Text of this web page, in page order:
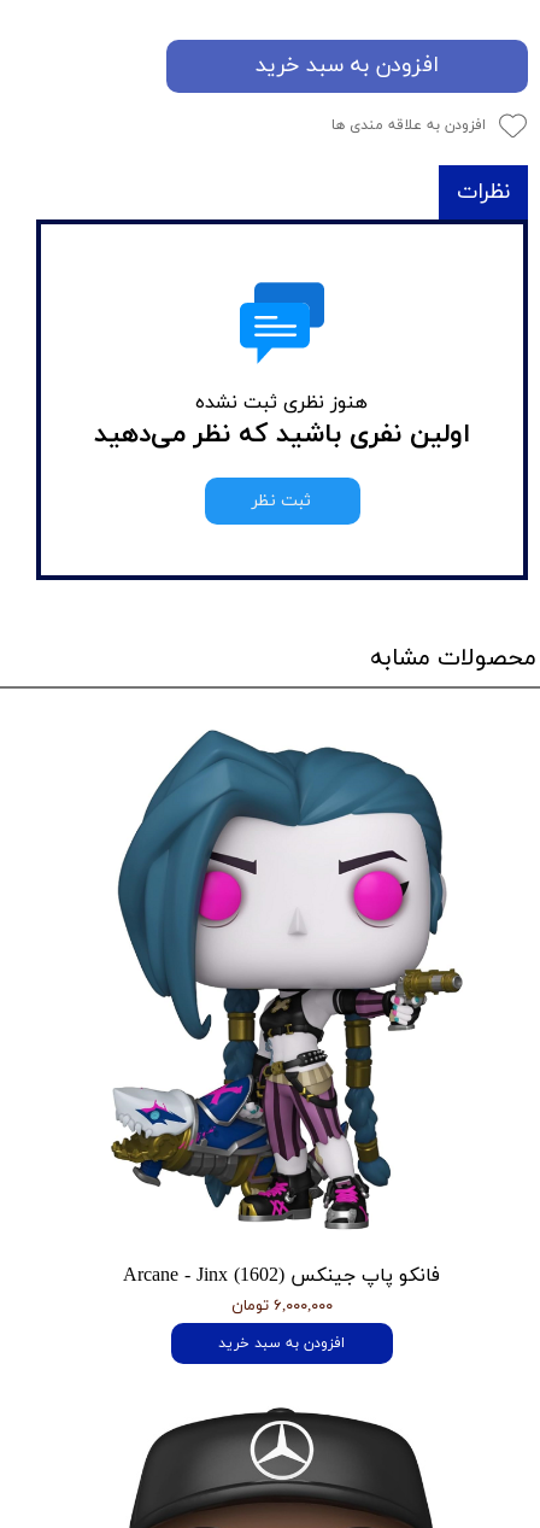
افزودن به سبد خرید
افزودن به علاقه مندی ها
نظرات
هنوز نظری ثبت نشده
اولین نفری باشید که نظر می‌دهید
ثبت نظر
محصولات مشابه
فانکو پاپ جینکس Arcane - Jinx (1602)
۶,۰۰۰,۰۰۰ تومان
افزودن به سبد خرید